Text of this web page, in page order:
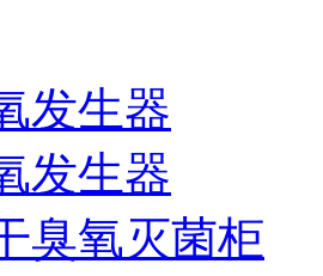
发生器
发生器
臭氧灭菌柜